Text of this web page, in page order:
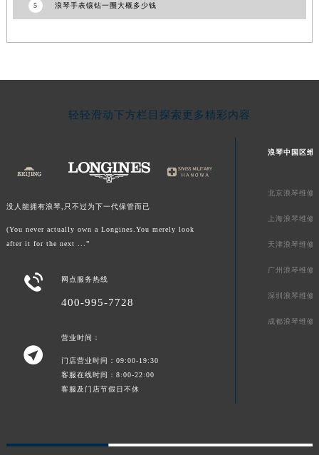
5 浪琴手表镶钻一圈大概多少钱
轻轻滑动下方栏目探索更多精彩内容
没人能拥有浪琴,只不过为下一代保管而已
(You never actually own a Longines.You merely look
after it for the next ...”
 网点服务热线
400-995-7728

营业时间：
门店营业时间：09:00-19:30
客服在线时间：8:00-22:00
客服及门店节假日不休
浪琴中国区维
北京浪琴维修
上海浪琴维修
天津浪琴维修
广州浪琴维修
深圳浪琴维修
成都浪琴维修